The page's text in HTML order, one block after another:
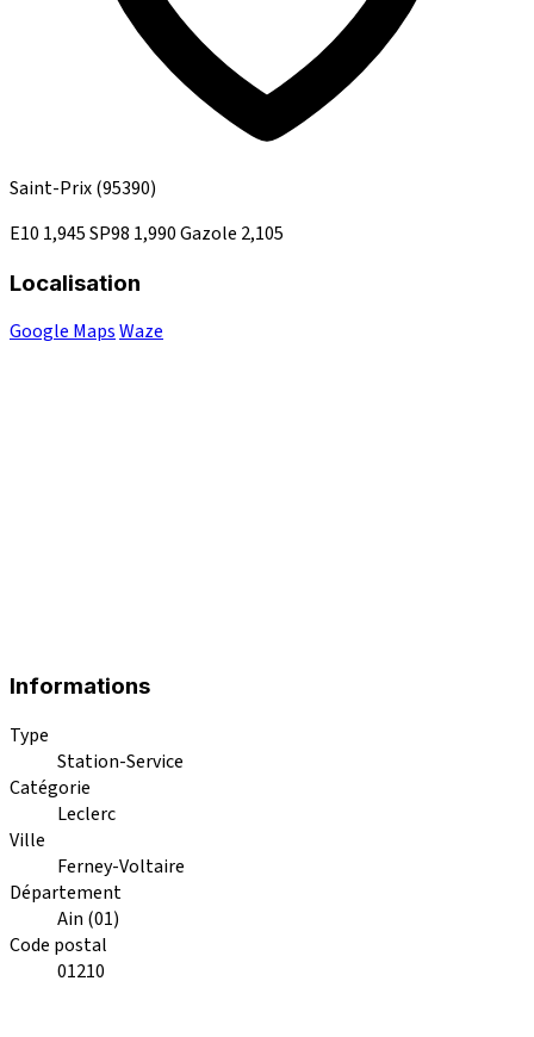
Saint-Prix(95390)
E10 1,945SP98 1,990Gazole 2,105
Localisation
Google MapsWaze
Informations
Type
Station-Service
Catégorie
Leclerc
Ville
Ferney-Voltaire
Département
Ain (01)
Code postal
01210